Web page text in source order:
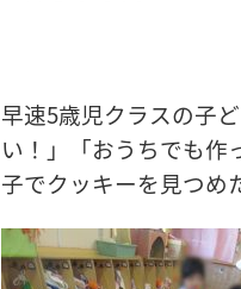
早速5歳児クラスの子
い！」「おうちでも作
子でクッキーを見つめ